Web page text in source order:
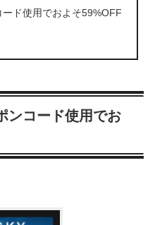
ード使用でおよそ59%OFF
ンコード使用でお